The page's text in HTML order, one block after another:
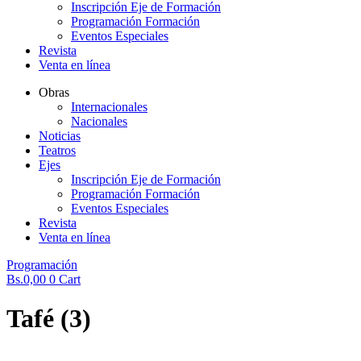
Inscripción Eje de Formación
Programación Formación
Eventos Especiales
Revista
Venta en línea
Obras
Internacionales
Nacionales
Noticias
Teatros
Ejes
Inscripción Eje de Formación
Programación Formación
Eventos Especiales
Revista
Venta en línea
Programación
Bs.0,00 0 Cart
Tafé (3)